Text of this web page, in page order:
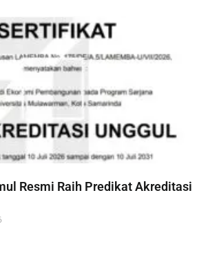
Resmi Raih Predikat Akreditasi